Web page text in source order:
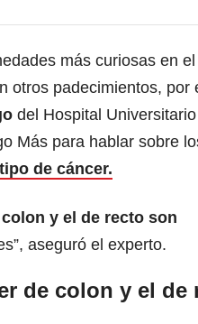
más curiosas en
otros padecimientos, por
del Hospital
Más para hablar sobre
de cáncer.
y el de recto son
aseguró el experto.
de colon y el de